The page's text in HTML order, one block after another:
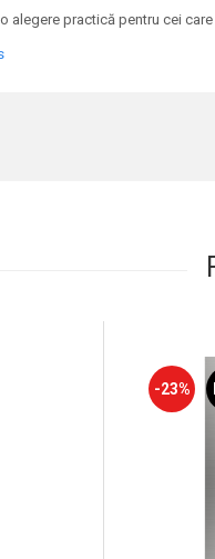
o alegere practică pentru cei
-23%